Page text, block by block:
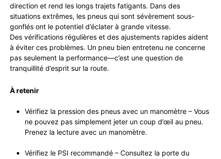
direction et rend les longs trajets fatigants. Dans des
situations extrêmes, les pneus qui sont sévèrement sous-
gonflés ont le potentiel d’éclater à grande vitesse.
Des vérifications régulières et des ajustements rapides aident
à éviter ces problèmes. Un pneu bien entretenu ne concerne
pas seulement la performance—c’est une question de
tranquillité d’esprit sur la route.
À retenir
Vérifiez la pression des pneus avec un manomètre – Vous
ne pouvez pas simplement jeter un coup d’œil au pneu.
Prenez la lecture avec un manomètre.
Vérifiez le PSI recommandé – Consultez la porte du